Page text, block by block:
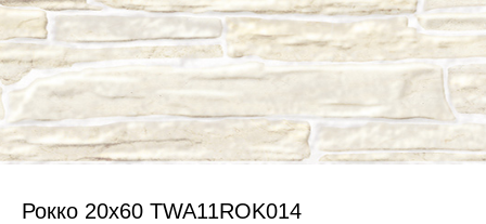
Рокко 20x60 TWA11ROK014